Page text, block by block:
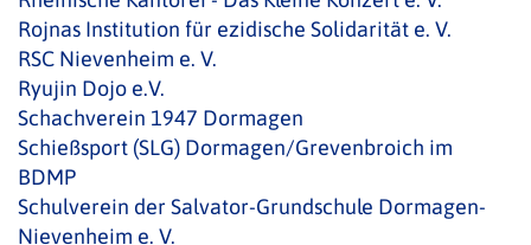
Rojnas Institution für ezidische Solidarität e. V.
RSC Nievenheim e. V.
Ryujin Dojo e.V.
Schachverein 1947 Dormagen
Schießsport (SLG) Dormagen/Grevenbroich im
BDMP
Schulverein der Salvator-Grundschule Dormagen-
Nievenheim e. V.